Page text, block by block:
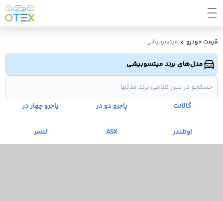
قیمت خودرو میتسوبیشی
مدل‌های برند میتسوبیشی
گالانت پاجرو دو در پاجرو چهار در
اوتلندر ASX لنسر